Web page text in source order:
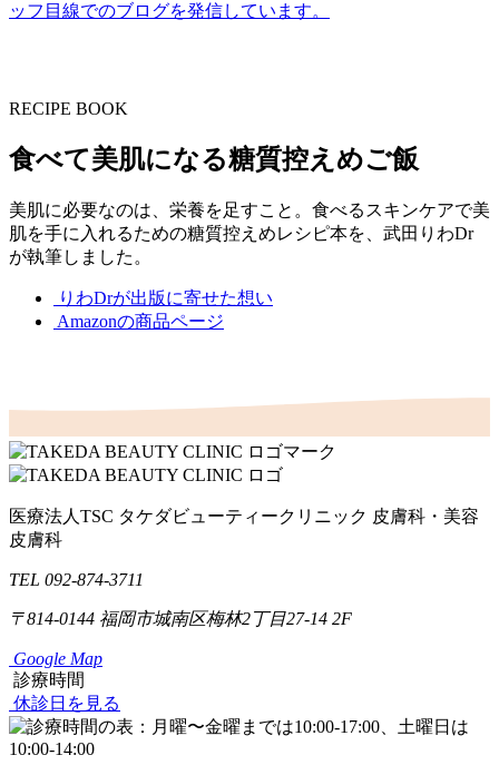
ッフ目線でのブログを発信しています。
RECIPE BOOK
食べて美肌になる糖質控えめご飯
美肌に必要なのは、栄養を足すこと。食べるスキンケアで美
肌を手に入れるための糖質控えめレシピ本を、武田りわDr
が執筆しました。
りわDrが出版に寄せた想い
Amazonの商品ページ
医療法人TSC タケダビューティークリニック 皮膚科・美容
皮膚科
TEL 092-874-3711
〒814-0144 福岡市城南区梅林2丁目27-14 2F
Google Map
診療時間
休診日を見る